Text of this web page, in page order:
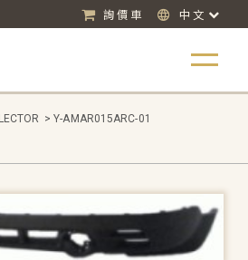
詢價車 中文
> Y-AMAR015ARC-01